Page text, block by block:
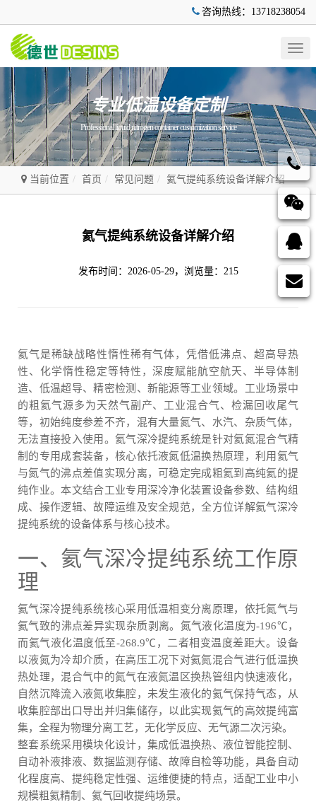
咨询热线：13718238054
专业低温设备定制
Professional liquid nitrogen container customization service
当前位置 首页 常见问题 氦气提纯系统设备详解介绍
氦气提纯系统设备详解介绍
发布时间：2026-05-29，浏览量：215
氦气是稀缺战略性惰性稀有气体，凭借低沸点、超高导热
性、化学惰性稳定等特性，深度赋能航空航天、半导体制
造、低温超导、精密检测、新能源等工业领域。工业场景中
的粗氦气源多为天然气副产、工业混合气、检漏回收尾气
等，初始纯度参差不齐，混有大量氮气、水汽、杂质气体，
无法直接投入使用。氦气深冷提纯系统是针对氦氮混合气精
制的专用成套装备，核心依托液氮低温换热原理，利用氦气
与氮气的沸点差值实现分离，可稳定完成粗氦到高纯氦的提
纯作业。本文结合工业专用深冷净化装置设备参数、结构组
成、操作逻辑、故障运维及安全规范，全方位详解氦气深冷
提纯系统的设备体系与核心技术。
一、氦气深冷提纯系统工作原
理
氦气深冷提纯系统核心采用低温相变分离原理，依托氮气与
氦气致的沸点差异实现杂质剥离。氮气液化温度为-196℃，
而氦气液化温度低至-268.9℃，二者相变温度差距大。设备
以液氮为冷却介质，在高压工况下对氦氮混合气进行低温换
热处理，混合气中的氮气在液氮温区换热管组内快速液化，
自然沉降流入液氮收集腔，未发生液化的氦气保持气态，从
收集腔部出口导出并归集储存，以此实现氦气的高效提纯富
集，全程为物理分离工艺，无化学反应、无气源二次污染。
整套系统采用模块化设计，集成低温换热、液位智能控制、
自动补液排液、数据监测存储、故障自检等功能，具备自动
化程度高、提纯稳定性强、运维便捷的特点，适配工业中小
规模粗氦精制、氦气回收提纯场景。